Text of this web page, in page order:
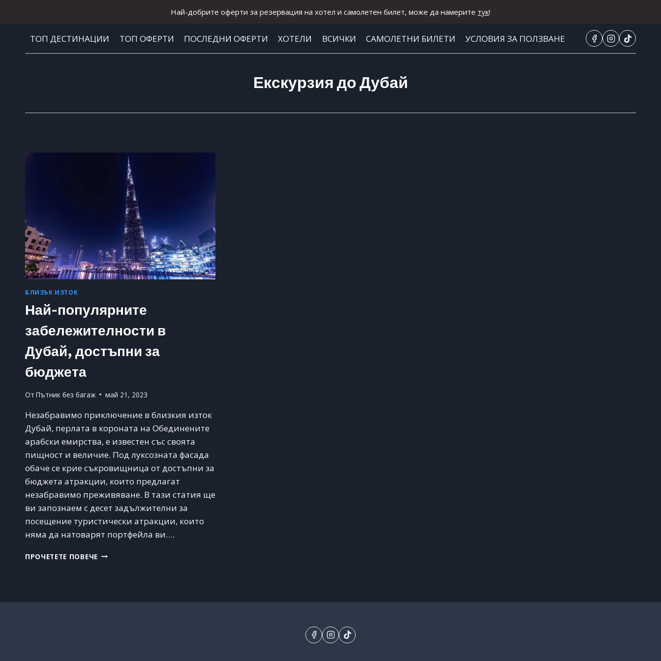
Най-добрите оферти за резервация на хотел и самолетен билет, може да намерите тук!
ТОП ДЕСТИНАЦИИ ТОП ОФЕРТИ ПОСЛЕДНИ ОФЕРТИ ХОТЕЛИ ВСИЧКИ САМОЛЕТНИ БИЛЕТИ УСЛОВИЯ ЗА ПОЛЗВАНЕ
Екскурзия до Дубай
БЛИЗЪК ИЗТОК
Най-популярните
забележителности в
Дубай, достъпни за
бюджета
От Пътник без багаж май 21, 2023
Незабравимо приключение в близкия изток
Дубай, перлата в короната на Обединените
арабски емирства, е известен със своята
пищност и величие. Под луксозната фасада
обаче се крие съкровищница от достъпни за
бюджета атракции, които предлагат
незабравимо преживяване. В тази статия ще
ви запознаем с десет задължителни за
посещение туристически атракции, които
няма да натоварят портфейла ви….
ПРОЧЕТЕТЕ ПОВЕЧЕНАЙ-